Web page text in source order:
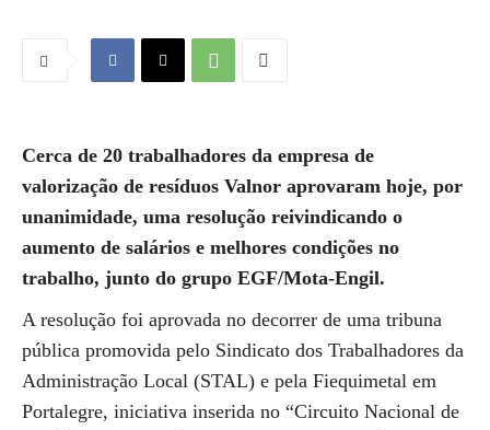
Cerca de 20 trabalhadores da empresa de
valorização de resíduos Valnor aprovaram hoje, por
unanimidade, uma resolução reivindicando o
aumento de salários e melhores condições no
trabalho, junto do grupo EGF/Mota-Engil.
A resolução foi aprovada no decorrer de uma tribuna
pública promovida pelo Sindicato dos Trabalhadores da
Administração Local (STAL) e pela Fiequimetal em
Portalegre, iniciativa inserida no “Circuito Nacional de